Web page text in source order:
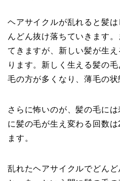
ヘアサイクルが乱れると髪
んどん抜け落ちていきます
てきますが、新しい髪が生
ります。新しく生える髪の
毛の方が多くなり、薄毛の状
さらに怖いのが、髪の毛に
に髪の毛が生え変わる回数
ます。
乱れたヘアサイクルでどん